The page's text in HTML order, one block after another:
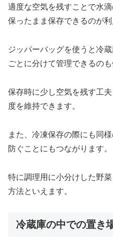
適度な空気を残すことで水
保ったまま保存できるのが利
ジッパーバッグを使うと冷
ごとに分けて管理できるのも
保存時に少し空気を残す工
度を維持できます。
また、冷凍保存の際にも同
防ぐことにもつながります。
特に調理用に小分けした野
方法といえます。
冷蔵庫の中での置き